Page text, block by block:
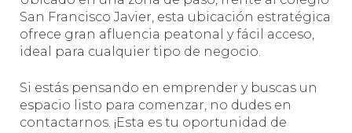
San Francisco Javier, esta ubicación estratégica
ofrece gran afluencia peatonal y fácil acceso,
ideal para cualquier tipo de negocio.
Si estás pensando en emprender y buscas un
espacio listo para comenzar, no dudes en
contactarnos. ¡Esta es tu oportunidad de